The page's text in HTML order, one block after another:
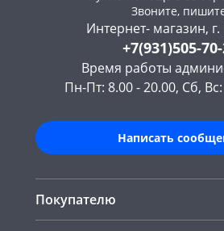
Звоните,
Интернет- магазин,
+7(931)505-
Время работы
Пн-Пт: 8.00 - 20.00, Сб,
Написать
Покупателю